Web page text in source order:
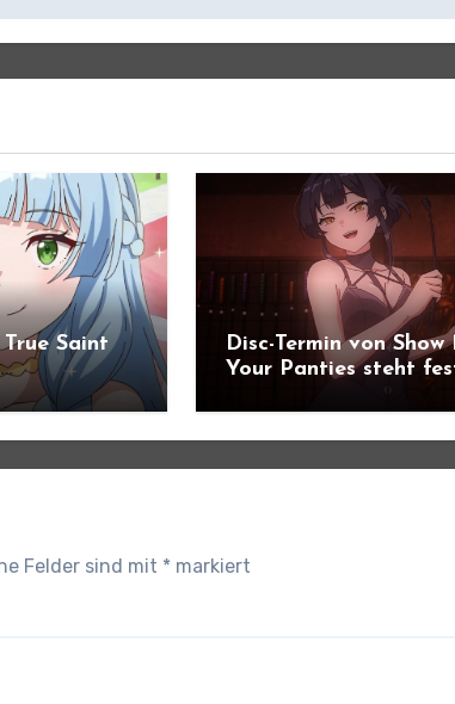
Saint
Disc-Termin von Show
Your Panties steht
Felder sind mit * markiert